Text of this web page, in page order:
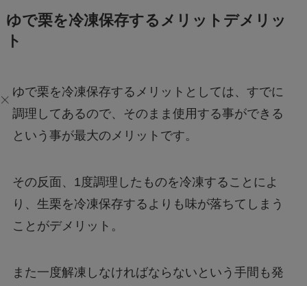
ゆで栗を冷凍保存するメリットデメリッ
ト
ゆで栗を冷凍保存するメリットとしては、すでに
調理してあるので、そのまま使用する事ができる
という事が最大のメリットです。
その反面、1度調理したものを冷凍することによ
り、生栗を冷凍保存するよりも味が落ちてしまう
ことがデメリット。
また一度解凍しなければならないという手間も発